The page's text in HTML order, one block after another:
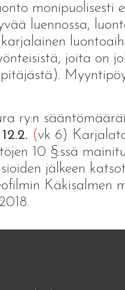
monipuolisesti
luennossa,
joita on
ry:n
(vk 6)
10 §:ssä
jälkeen
Käkisalmen